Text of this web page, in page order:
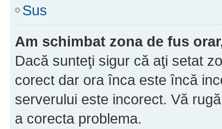
Sus
Am schimbat zona de fus
Dacă sunteţi sigur că aţi setat
corect dar ora înca este încă
serverului este incorect. Vă
a corecta problema.